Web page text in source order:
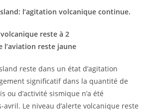
l’agitation volcanique continue.
reste à 2
l’aviation reste jaune
reste dans un état d’agitation
significatif dans la quantité de
ou d’activité sismique n’a été
Le niveau d’alerte volcanique reste